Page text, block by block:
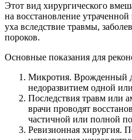
Этот вид хирургического
на восстановление
уха вследствие травмы,
пороков.
Основные показания для
Микротия. Врожденный
недоразвитием одной
Последствия травм или
врачи проводят
частичной или полной
Ревизионная хирургия.